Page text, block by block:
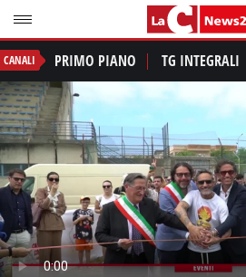
CANALI PRIMO PIANO TG INTEGRALI